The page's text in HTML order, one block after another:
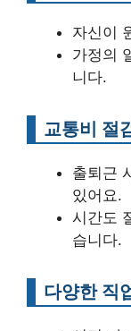
자신이
가정의
니다.
교통비 절
출퇴근
있어요.
시간도
습니다.
다양한 직